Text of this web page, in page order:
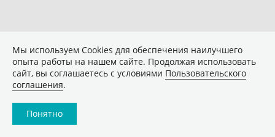
Мы используем Сookies для обеспечения наилучшего
опыта работы на нашем сайте. Продолжая использовать
сайт, вы соглашаетесь с условиями Пользовательского
соглашения.
Понятно